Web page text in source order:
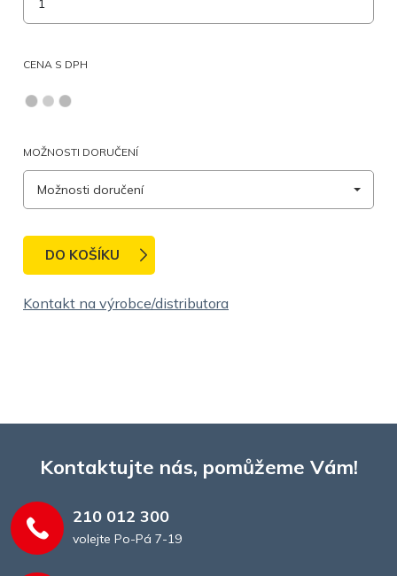
CENA S DPH
MOŽNOSTI DORUČENÍ
Možnosti doručení
DO KOŠÍKU
Kontakt na výrobce/distributora
Kontaktujte nás, pomůžeme Vám!
210 012 300
volejte Po-Pá 7-19